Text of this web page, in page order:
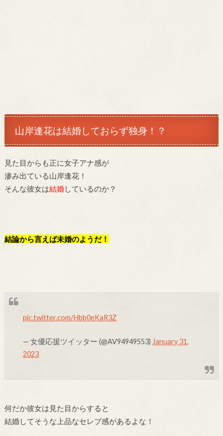
山岸逢花は結婚しておらず独身！？
見た目からも正に女子アナ感が
滲み出ている山岸逢花！
そんな彼女は結婚しているのか？
結論から言えば未婚のようだ！
pic.twitter.com/Hbb0eKaR3Z
— 女優応援ツイッター (@AV94949553) January 31,
2023
何だか彼女は見た目からすると
結婚してそうな上品なセレブ感があるよな！